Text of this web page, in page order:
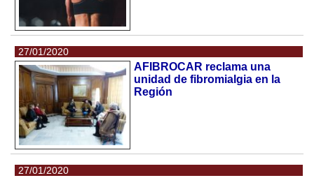
27/01/2020
AFIBROCAR reclama una
unidad de fibromialgia en la
Región
27/01/2020